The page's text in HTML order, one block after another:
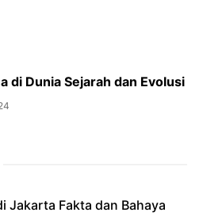
di Dunia Sejarah dan Evolusi
Jakarta Fakta dan Bahaya